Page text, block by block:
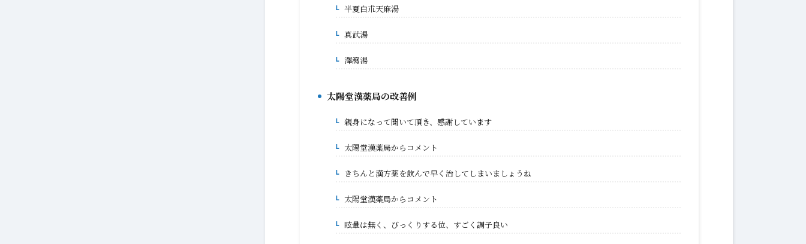
6-3.半夏白朮天麻湯
6-4.真武湯
6-5.澤瀉湯
7.
太陽堂漢薬局の改善例
7-1.親身になって聞いて頂き、感謝しています
7-1-1.
太陽堂漢薬局からコメント
7-2.きちんと漢方薬を飲んで早く治してしまいましょうね
7-2-1.
太陽堂漢薬局からコメント
7-3.眩暈は無く、びっくりする位、すごく調子良い